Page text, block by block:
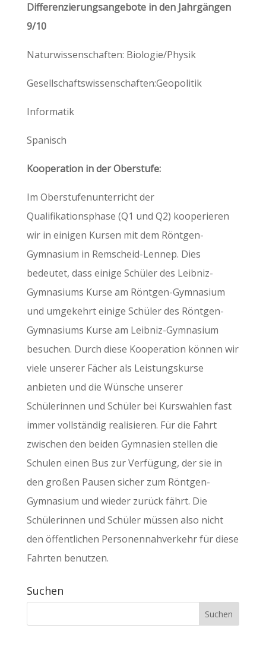
Differenzierungsangebote in den Jahrgängen
9/10
Naturwissenschaften: Biologie/Physik
Gesellschaftswissenschaften:Geopolitik
Informatik
Spanisch
Kooperation in der Oberstufe:
Im Oberstufenunterricht der
Qualifikationsphase (Q1 und Q2) kooperieren
wir in einigen Kursen mit dem Röntgen-
Gymnasium in Remscheid-Lennep. Dies
bedeutet, dass einige Schüler des Leibniz-
Gymnasiums Kurse am Röntgen-Gymnasium
und umgekehrt einige Schüler des Röntgen-
Gymnasiums Kurse am Leibniz-Gymnasium
besuchen. Durch diese Kooperation können wir
viele unserer Fächer als Leistungskurse
anbieten und die Wünsche unserer
Schülerinnen und Schüler bei Kurswahlen fast
immer vollständig realisieren. Für die Fahrt
zwischen den beiden Gymnasien stellen die
Schulen einen Bus zur Verfügung, der sie in
den großen Pausen sicher zum Röntgen-
Gymnasium und wieder zurück fährt. Die
Schülerinnen und Schüler müssen also nicht
den öffentlichen Personennahverkehr für diese
Fahrten benutzen.
Suchen